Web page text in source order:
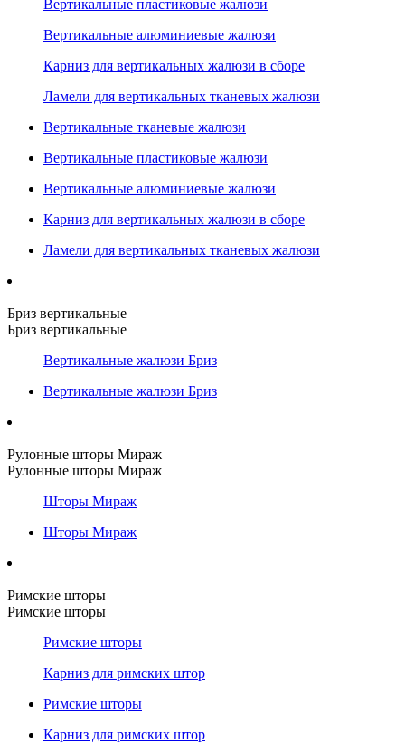
Вертикальные пластиковые жалюзи
Вертикальные алюминиевые жалюзи
Карниз для вертикальных жалюзи в сборе
Ламели для вертикальных тканевых жалюзи
Вертикальные тканевые жалюзи
Вертикальные пластиковые жалюзи
Вертикальные алюминиевые жалюзи
Карниз для вертикальных жалюзи в сборе
Ламели для вертикальных тканевых жалюзи
Бриз вертикальные
Бриз вертикальные
Вертикальные жалюзи Бриз
Вертикальные жалюзи Бриз
Рулонные шторы Мираж
Рулонные шторы Мираж
Шторы Мираж
Шторы Мираж
Римские шторы
Римские шторы
Римские шторы
Карниз для римских штор
Римские шторы
Карниз для римских штор